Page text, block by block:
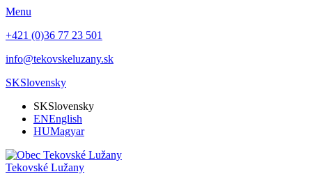
Menu
+421 (0)36 77 23 501
info@tekovskeluzany.sk
SKSlovensky
SKSlovensky
ENEnglish
HUMagyar
Tekovské Lužany